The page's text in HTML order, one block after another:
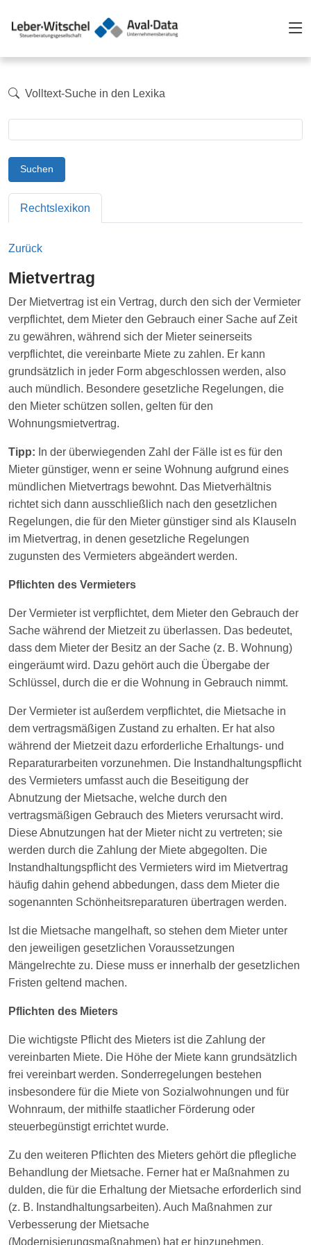
Volltext-Suche in den Lexika
Suchen
Rechtslexikon
Zurück
Mietvertrag
Der Mietvertrag ist ein Vertrag, durch den sich der Vermieter
verpflichtet, dem Mieter den Gebrauch einer Sache auf Zeit
zu gewähren, während sich der Mieter seinerseits
verpflichtet, die vereinbarte Miete zu zahlen. Er kann
grundsätzlich in jeder Form abgeschlossen werden, also
auch mündlich. Besondere gesetzliche Regelungen, die
den Mieter schützen sollen, gelten für den
Wohnungsmietvertrag.
Tipp: In der überwiegenden Zahl der Fälle ist es für den
Mieter günstiger, wenn er seine Wohnung aufgrund eines
mündlichen Mietvertrags bewohnt. Das Mietverhältnis
richtet sich dann ausschließlich nach den gesetzlichen
Regelungen, die für den Mieter günstiger sind als Klauseln
im Mietvertrag, in denen gesetzliche Regelungen
zugunsten des Vermieters abgeändert werden.
Pflichten des Vermieters
Der Vermieter ist verpflichtet, dem Mieter den Gebrauch der
Sache während der Mietzeit zu überlassen. Das bedeutet,
dass dem Mieter der Besitz an der Sache (z. B. Wohnung)
eingeräumt wird. Dazu gehört auch die Übergabe der
Schlüssel, durch die er die Wohnung in Gebrauch nimmt.
Der Vermieter ist außerdem verpflichtet, die Mietsache in
dem vertragsmäßigen Zustand zu erhalten. Er hat also
während der Mietzeit dazu erforderliche Erhaltungs- und
Reparaturarbeiten vorzunehmen. Die Instandhaltungspflicht
des Vermieters umfasst auch die Beseitigung der
Abnutzung der Mietsache, welche durch den
vertragsmäßigen Gebrauch des Mieters verursacht wird.
Diese Abnutzungen hat der Mieter nicht zu vertreten; sie
werden durch die Zahlung der Miete abgegolten. Die
Instandhaltungspflicht des Vermieters wird im Mietvertrag
häufig dahin gehend abbedungen, dass dem Mieter die
sogenannten Schönheitsreparaturen übertragen werden.
Ist die Mietsache mangelhaft, so stehen dem Mieter unter
den jeweiligen gesetzlichen Voraussetzungen
Mängelrechte zu. Diese muss er innerhalb der gesetzlichen
Fristen geltend machen.
Pflichten des Mieters
Die wichtigste Pflicht des Mieters ist die Zahlung der
vereinbarten Miete. Die Höhe der Miete kann grundsätzlich
frei vereinbart werden. Sonderregelungen bestehen
insbesondere für die Miete von Sozialwohnungen und für
Wohnraum, der mithilfe staatlicher Förderung oder
steuerbegünstigt errichtet wurde.
Zu den weiteren Pflichten des Mieters gehört die pflegliche
Behandlung der Mietsache. Ferner hat er Maßnahmen zu
dulden, die für die Erhaltung der Mietsache erforderlich sind
(z. B. Instandhaltungsarbeiten). Auch Maßnahmen zur
Verbesserung der Mietsache
(Modernisierungsmaßnahmen) hat er hinzunehmen.